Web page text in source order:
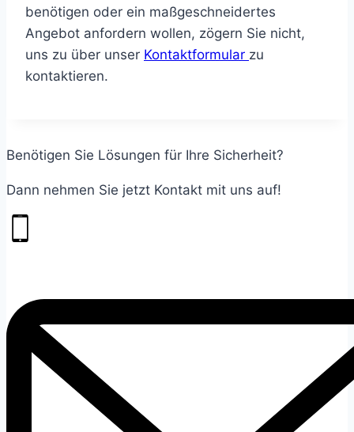
benötigen oder ein maßgeschneidertes
Angebot anfordern wollen, zögern Sie nicht,
uns zu über unser Kontaktformular zu
kontaktieren.
Benötigen Sie Lösungen für Ihre Sicherheit?
Dann nehmen Sie jetzt Kontakt mit uns auf!